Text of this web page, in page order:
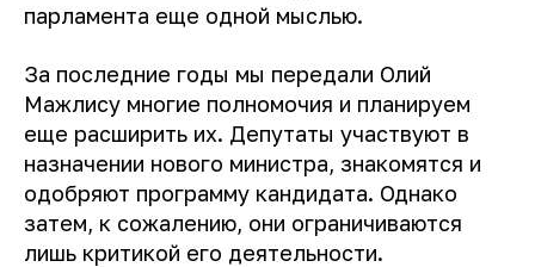
парламента еще одной мыслью.
За последние годы мы передали Олий
Мажлису многие полномочия и планируем
еще расширить их. Депутаты участвуют в
назначении нового министра, знакомятся и
одобряют программу кандидата. Однако
затем, к сожалению, они ограничиваются
лишь критикой его деятельности.